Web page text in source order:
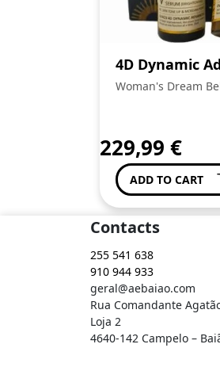
4D Dynamic
Woman's Dream
229,99 €
ADD TO CART
Contacts
255 541 638
910 944 933
geral@aebaiao.com
Rua Comandante
Loja 2
4640-142 Campelo –